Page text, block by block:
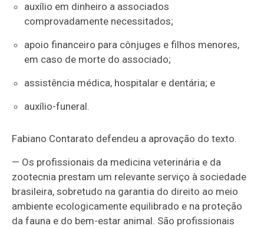
auxílio em dinheiro a associados
comprovadamente necessitados;
apoio financeiro para cônjuges e filhos menores,
em caso de morte do associado;
assistência médica, hospitalar e dentária; e
auxílio-funeral.
Fabiano Contarato defendeu a aprovação do texto.
— Os profissionais da medicina veterinária e da
zootecnia prestam um relevante serviço à sociedade
brasileira, sobretudo na garantia do direito ao meio
ambiente ecologicamente equilibrado e na proteção
da fauna e do bem-estar animal. São profissionais